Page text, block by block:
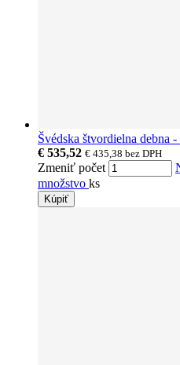
Švédska štvordielna debna
€ 535,52 € 435,38 bez DPH
Zmeniť počet
množstvo ks
Kúpiť